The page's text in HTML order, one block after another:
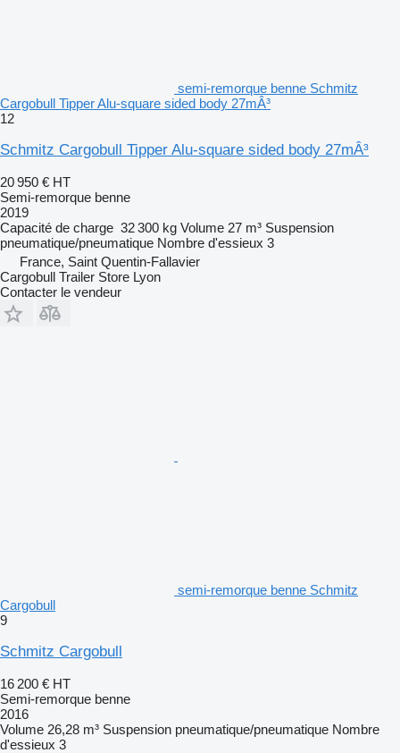
semi-remorque benne Schmitz
Cargobull Tipper Alu-square sided body 27mÂ³
12
Schmitz Cargobull Tipper Alu-square sided body 27mÂ³
20 950 € HT
Semi-remorque benne
2019
Capacité de charge 32 300 kg Volume 27 m³ Suspension
pneumatique/pneumatique Nombre d'essieux 3
France, Saint Quentin-Fallavier
Cargobull Trailer Store Lyon
Contacter le vendeur
semi-remorque benne Schmitz
Cargobull
9
Schmitz Cargobull
16 200 € HT
Semi-remorque benne
2016
Volume 26,28 m³ Suspension pneumatique/pneumatique Nombre
d'essieux 3